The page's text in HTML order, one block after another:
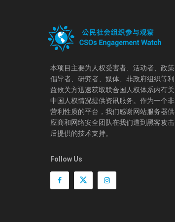
本项目主要为人权受害者、活动者、政策
倡导者、研究者、媒体、非政府组织等利
益攸关方迅速获取联合国人权体系内有关
中国人权情况提供资讯服务。作为一个非
营利性质的平台，我们感谢网站服务器供
应商和网络安全团队在我们遭到黑客攻击
后提供的技术支持。
Follow Us